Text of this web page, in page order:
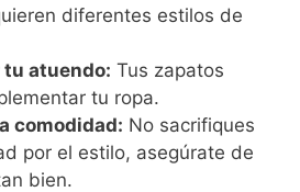
diferentes estilos de
atuendo: Tus zapatos
tu ropa.
comodidad: No sacrifiques
por el estilo, asegúrate de
bien.